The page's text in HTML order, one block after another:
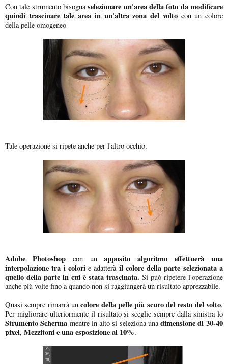
Con tale strumento bisognaselezionare un'area della foto da modificare
quindi trascinare tale area in un'altra zona del voltocon un colore
della pelle omogeneo
Tale operazione si ripete anche per l'altro occhio.
Adobe Photoshopcon unapposito algoritmo effettuerà una
interpolazione tra i colorie adatterà il colore della parte selezionata a
quello della parte in cui è stata trascinata. Si può ripetere l'operazione
anche più volte fino a quando non si raggiungerà un risultato apprezzabile.
Quasi sempre rimarrà uncolore della pelle più scuro del resto del volto.
Per migliorare ulteriormente il risultato si sceglie sempre dalla sinistra lo
Strumento Scherma mentre in alto si seleziona unadimensione di 30-40
pixel, Mezzitoni e una esposizione al 10%.